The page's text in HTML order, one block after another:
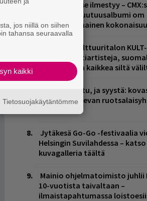
Huomenna se ilmestyy –
A.W. Yrjänän uutuusalbumi om
mammuttimainen
Helsingin Kulttuuritalon
tarjoaa kulttiartisteja,
osaamista ja kaikkea siltä
Kent mainittu, ja syystä:
nosteessa olevan
Jytäkesä Go-Go -festivaalia
Helsingin Suvilahdessa – katso
kuvagalleria täältä
Mainio ohjelmatoimisto juhlii
10-vuotista taivaltaan –
ilmaistapahtumassa
jos niillä on siihen
tahansa seuraavalla
kaikki
Tietosuojakäytäntömme